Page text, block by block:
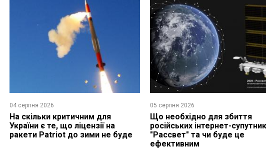
04 серпня 2026
На скільки критичним для
України є те, що ліцензії на
ракети Patriot до зими не буде
05 серпня 2026
Що необхідно для збиття
російських інтернет-
"Рассвет" та чи буде це
ефективним